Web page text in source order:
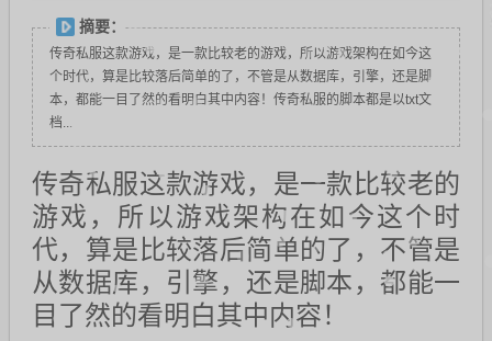
摘要：
传奇私服这款游戏，是一款比较老的游戏，所以游戏架构在如今这
个时代，算是比较落后简单的了，不管是从数据库，引擎，还是脚
本，都能一目了然的看明白其中内容！传奇私服的脚本都是以txt文
档...
传奇私服这款游戏，是一款比较老的
游戏，所以游戏架构在如今这个时
代，算是比较落后简单的了，不管是
从数据库，引擎，还是脚本，都能一
目了然的看明白其中内容！